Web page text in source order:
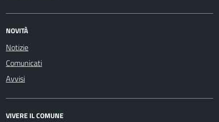
NOVITÀ
Notizie
Comunicati
Avvisi
VIVERE IL COMUNE